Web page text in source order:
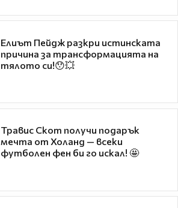
Елиът Пейдж разкри истинската
причина за трансформацията на
тялото си!😯💥
Травис Скот получи подарък
мечта от Холанд — всеки
футболен фен би го искал! 🤩